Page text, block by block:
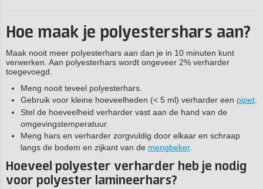
Hoe maak je polyestershars aan?
Maak nooit meer polyesterhars aan dan je in 10 minuten kunt
verwerken. Aan polyesterhars wordt ongeveer 2% verharder
toegevoegd.
Meng nooit teveel polyesterhars.
Gebruik voor kleine hoeveelheden (< 5 ml) verharder een pipet
Stel de hoeveelheid verharder vast aan de hand van de
omgevingstemperatuur.
Meng hars en verharder zorgvuldig door elkaar en schraap
langs de bodem en zijkant van de mengbeker.
Hoeveel polyester verharder heb je nodig
voor polyester lamineerhars?